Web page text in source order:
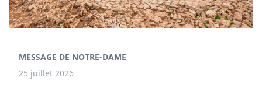
MESSAGE DE NOTRE-DAME
25 juillet 2026